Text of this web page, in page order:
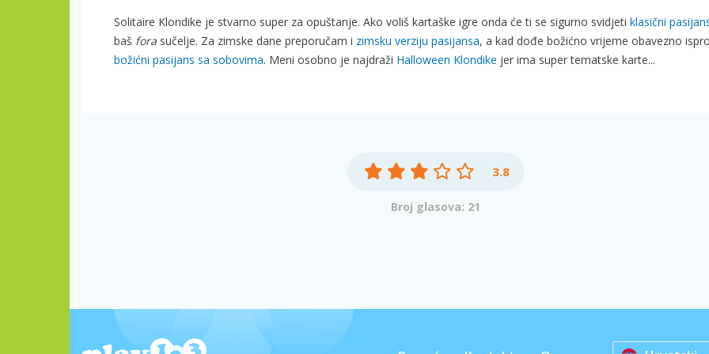
Solitaire Klondike je stvarno super za opuštanje. Ako voliš kartaške igre onda će ti se sigurno svidjeti klasični
baš fora sučelje. Za zimske dane preporučam i zimsku verziju pasijansa, a kad dođe božićno vrijeme obavezno
božićni pasijans sa sobovima. Meni osobno je najdraži Halloween Klondike jer ima super tematske karte...
3.8
Broj glasova: 21